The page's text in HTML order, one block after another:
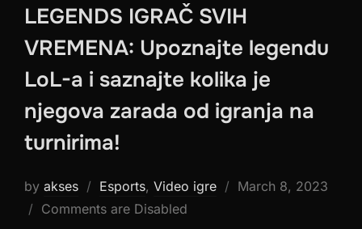
LEGENDS IGRAČ SVIH
VREMENA: Upoznajte legendu
LoL-a i saznajte kolika je
njegova zarada od igranja na
turnirima!
by akses Esports, Video igre
Posted
March 8, 2023
Comments are Disabled